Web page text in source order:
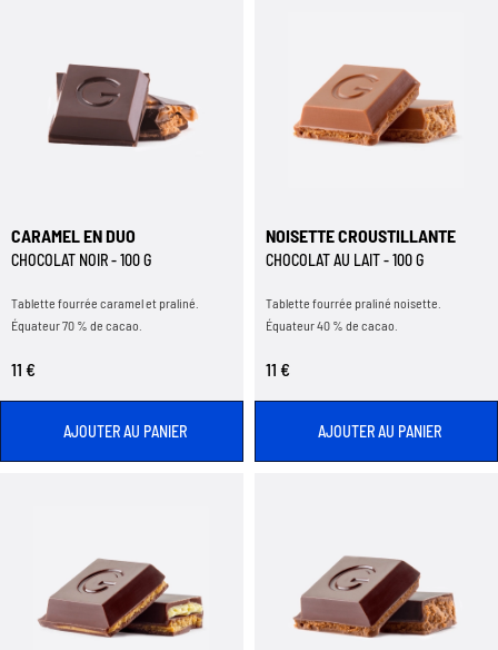
CARAMEL EN DUO
CHOCOLAT NOIR - 100 G
Tablette fourrée caramel et praliné.
Équateur 70 % de cacao.
11 €
AJOUTER AU PANIER
NOISETTE CROUSTILLANTE
CHOCOLAT AU LAIT - 100 G
Tablette fourrée praliné noisette.
Équateur 40 % de cacao.
11 €
AJOUTER AU PANIER